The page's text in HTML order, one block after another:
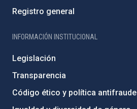
Registro general
INFORMACIÓN INSTITUCIONAL
Legislación
Transparencia
Código ético y política antifraude